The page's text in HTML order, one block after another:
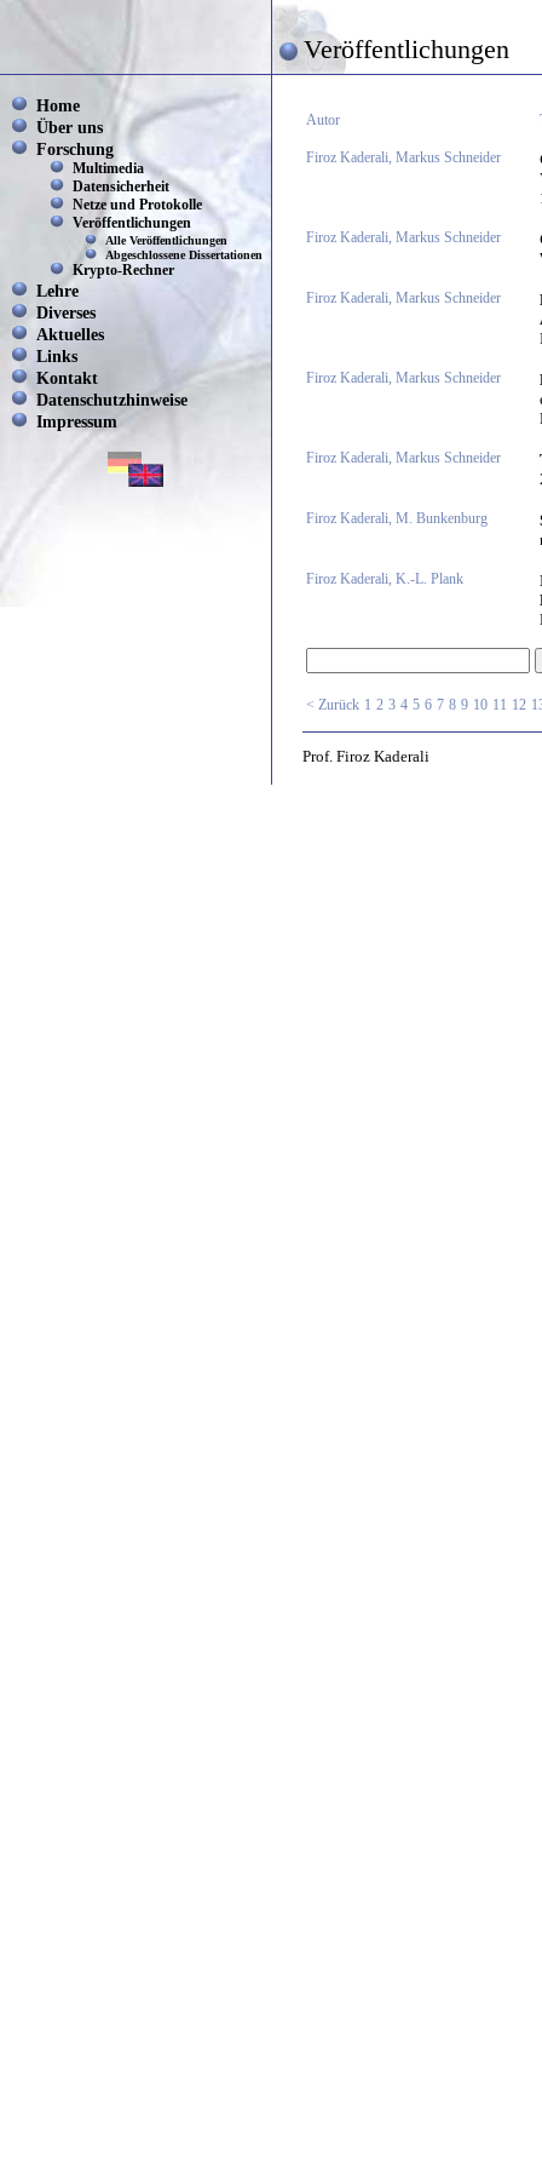
Veröffentlichungen
Home
Über uns
Forschung
Multimedia
Datensicherheit
Netze und Protokolle
Veröffentlichungen
Alle Veröffentlichungen
Abgeschlossene Dissertationen
Krypto-Rechner
Lehre
Diverses
Aktuelles
Links
Kontakt
Datenschutzhinweise
Impressum
Autor
Firoz Kaderali, Markus Schneider
Firoz Kaderali, Markus Schneider
Firoz Kaderali, Markus Schneider
Firoz Kaderali, Markus Schneider
Firoz Kaderali, Markus Schneider
Firoz Kaderali, M. Bunkenburg
Firoz Kaderali, K.-L. Plank
< Zurück 1 2 3 4 5 6 7 8 9 10 11 12
Prof. Firoz Kaderali